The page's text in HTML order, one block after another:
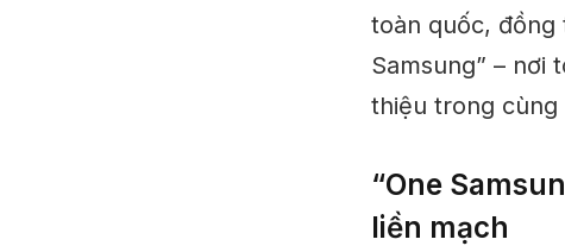
toàn quốc, đồng
Samsung” – nơi
thiệu trong cùng
“One
liền mạch